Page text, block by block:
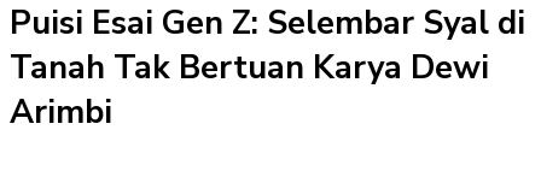
Puisi Esai Gen Z: Selembar Syal di
Tanah Tak Bertuan Karya Dewi
Arimbi